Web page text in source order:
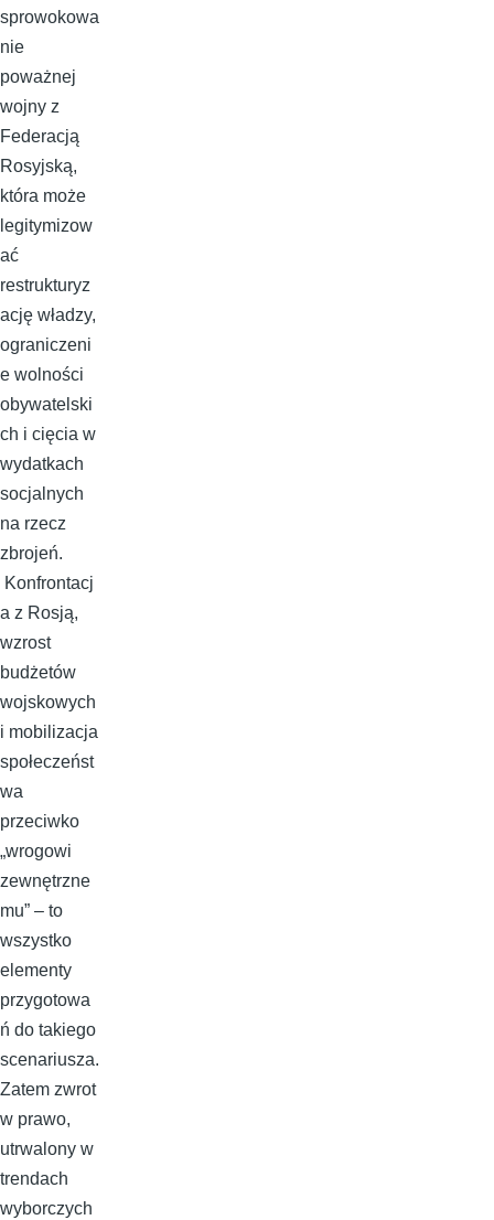
sprowokowa
nie
poważnej
wojny z
Federacją
Rosyjską,
która może
legitymizow
ać
restrukturyz
ację władzy,
ograniczeni
e wolności
obywatelski
ch i cięcia w
wydatkach
socjalnych
na rzecz
zbrojeń.
Konfrontacj
a z Rosją,
wzrost
budżetów
wojskowych
i mobilizacja
społeczeńst
wa
przeciwko
„wrogowi
zewnętrzne
mu” – to
wszystko
elementy
przygotowa
ń do takiego
scenariusza.
Zatem zwrot
w prawo,
utrwalony w
trendach
wyborczych